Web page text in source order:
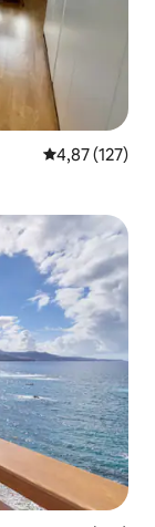
Gemiddelde
4,87 (127)